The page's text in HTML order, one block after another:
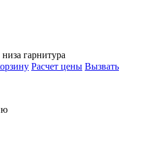
гарнитура
Расчет цены Вызвать